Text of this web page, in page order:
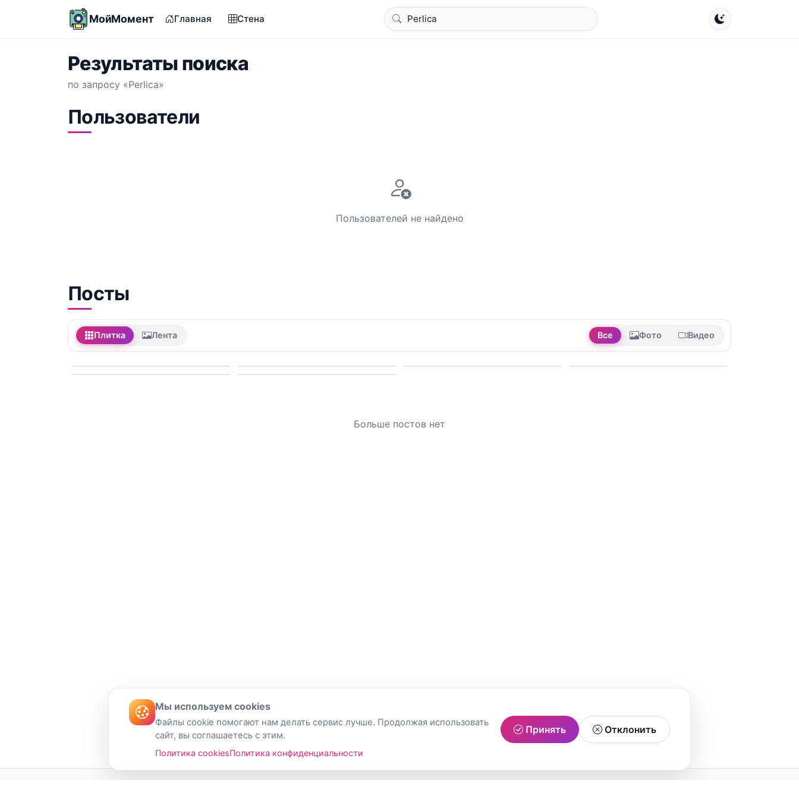
МойМомент Главная Стена
Результаты поиска
по запросу «Perlica»
Пользователи
Пользователей не найдено
Посты
Плитка Лента Все Фото Видео
Больше постов нет
Мы используем cookies
Файлы cookie помогают нам делать сервис лучше. Продолжая использовать
сайт, вы соглашаетесь с этим.
Политика cookiesПолитика конфиденциальности
Принять Отклонить